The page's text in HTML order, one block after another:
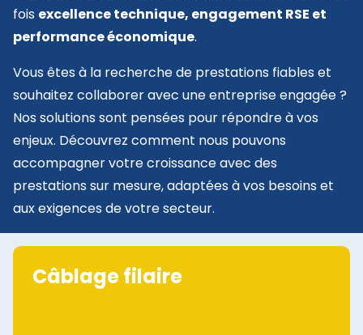
fois excellence technique, engagement RSE et
performance économique.
Vous êtes à la recherche de prestations fiables et
souhaitez collaborer avec une entreprise engagée ?
Nos solutions sont pensées pour répondre à vos
enjeux. Découvrez comment nous pouvons
accompagner votre croissance avec des
prestations sur mesure, adaptées à vos besoins et
aux exigences de votre secteur.
Câblage filaire